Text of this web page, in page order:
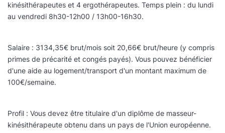
kinésithérapeutes et 4 ergothérapeutes. Temps plein : du lundi
au vendredi 8h30-12h00 / 13h00-16h30.
Salaire : 3134,35€ brut/mois soit 20,66€ brut/heure (y compris
primes de précarité et congés payés). Vous pouvez bénéficier
d'une aide au logement/transport d'un montant maximum de
100€/semaine.
Profil : Vous devez être titulaire d'un diplôme de masseur-
kinésithérapeute obtenu dans un pays de l'Union européenne.